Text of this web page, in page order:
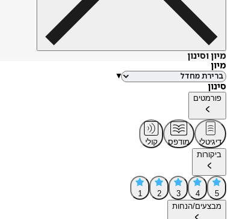
מיון וסינון
מיון
▾
סינון
פורמטים
דיגיטלי מודפס
קולי
ביקורות
5
4
3
2
1
מבצעים/הנחות